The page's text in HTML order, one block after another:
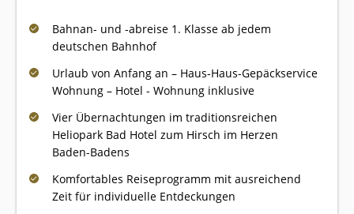
Bahnan- und -abreise 1. Klasse ab jedem
deutschen Bahnhof
Urlaub von Anfang an – Haus-Haus-Gepäckservice
Wohnung – Hotel - Wohnung inklusive
Vier Übernachtungen im traditionsreichen
Heliopark Bad Hotel zum Hirsch im Herzen
Baden-Badens
Komfortables Reiseprogramm mit ausreichend
Zeit für individuelle Entdeckungen